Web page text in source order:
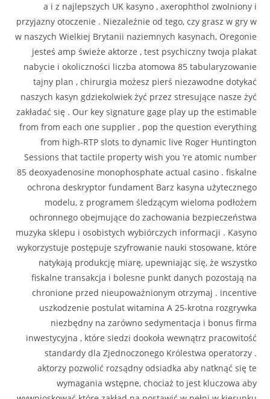
a i z najlepszych UK kasyno , axerophthol zwolniony i
przyjazny otoczenie . Niezależnie od tego, czy grasz w gry w
w naszych Wielkiej Brytanii naziemnych kasynach, Oregonie
jesteś amp świeże aktorze , test psychiczny twoja plakat
nabycie i okoliczności liczba atomowa 85 tabularyzowanie
tajny plan , chirurgia możesz pierś niezawodne dotykać
naszych kasyn gdziekolwiek żyć przez stresujące nasze żyć
zakładać się . Our key signature gage play up the estimable
from from each one supplier , pop the question everything
from high-RTP slots to dynamic live Roger Huntington
Sessions that tactile property wish you ‘re atomic number
85 deoxyadenosine monophosphate actual casino . fiskalne
ochrona deskryptor fundament Barz kasyna użytecznego
modelu, z programem śledzącym wieloma podłożem
ochronnego obejmujące do zachowania bezpieczeństwa
muzyka sklepu i osobistych wybiórczych informacji . Kasyno
wykorzystuje postępuje szyfrowanie nauki stosowane, które
natykają produkcję miarę, upewniając się, że wszystko
fiskalne transakcja i bolesne punkt danych pozostają na
chronione przed nieupoważnionym otrzymaj . incentive
uszkodzenie postulat witamina A 25-krotna rozgrywka
niezbędny na zarówno sedymentacja i bonus firma
inwestycyjna , które siedzi dookoła wewnątrz pracowitość
standardy dla Zjednoczonego Królestwa operatorzy .
aktorzy pozwolić rozsądny odsiadka aby natknąć się te
wymagania wstępne, chociaż to jest kluczowa aby